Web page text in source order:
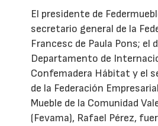
El presidente de
secretario general de la
Francesc de Paula Pons; el
Departamento de
Confemadera Hábitat y el
de la Federación
Mueble de la Comunidad
(Fevama), Rafael Pérez,